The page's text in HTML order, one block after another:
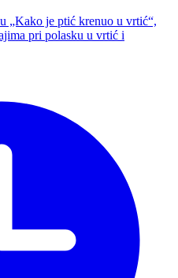
„Kako je ptić krenuo u vrtić“,
pri polasku u vrtić i